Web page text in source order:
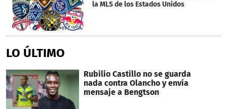
la MLS de los Estados Unidos
LO ÚLTIMO
Rubilio Castillo no se guarda
nada contra Olancho y envía
mensaje a Bengtson